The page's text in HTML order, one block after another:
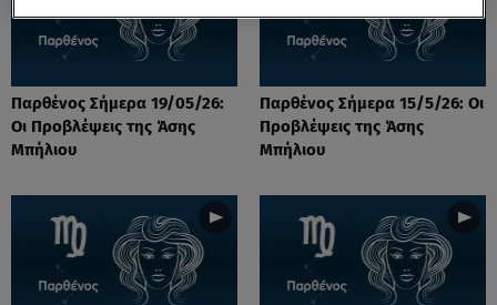
Παρθένος Σήμερα 19/05/26:
Οι Προβλέψεις της Άσης
Μπήλιου
Παρθένος Σήμερα 15/5/26: Οι
Προβλέψεις της Άσης
Μπήλιου